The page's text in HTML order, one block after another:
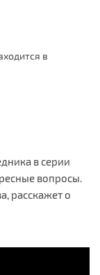
в
в серии
вопросы.
расскажет о